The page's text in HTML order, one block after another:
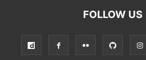
FOLLOW US